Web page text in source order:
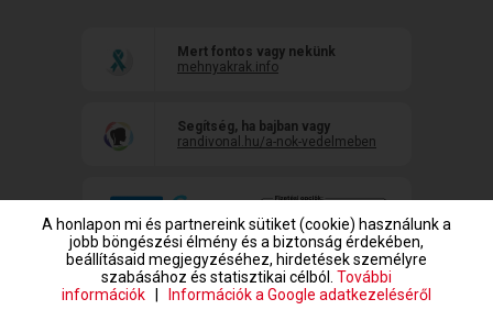
Mert fontos vagy nekünk
mehnyakrak.info
Segítség, ha bajban vagy
randivonal.hu/a-nok-vedelmeben
A honlapon mi és partnereink sütiket (cookie) használunk a
jobb böngészési élmény és a biztonság érdekében,
beállításaid megjegyzéséhez, hirdetések személyre
szabásához és statisztikai célból. További
információk
Információk a Google adatkezeléséről